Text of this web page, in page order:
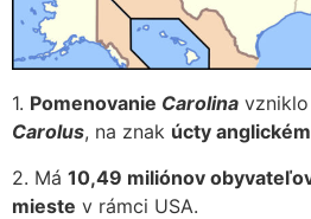
1. Pomenovanie Carolina
Carolus, na znak úcty
2. Má 10,49 miliónov
mieste v rámci USA.